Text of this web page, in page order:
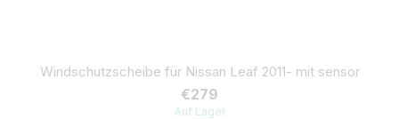
Windschutzscheibe für Nissan Leaf 2011- mit sensor
€279
Auf Lager